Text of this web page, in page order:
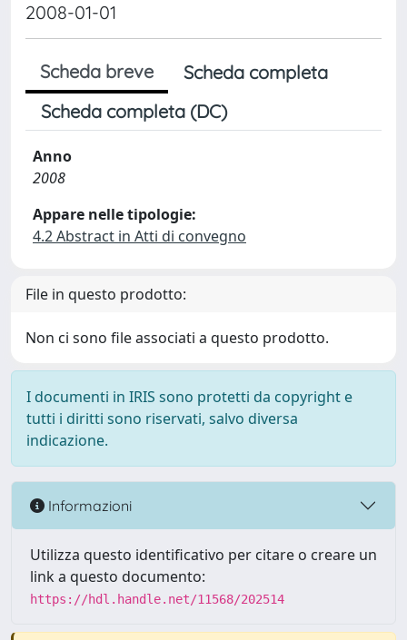
2008-01-01
Scheda breve
Scheda completa
Scheda completa (DC)
Anno
2008
Appare nelle tipologie:
4.2 Abstract in Atti di convegno
File in questo prodotto:
Non ci sono file associati a questo prodotto.
I documenti in IRIS sono protetti da copyright e
tutti i diritti sono riservati, salvo diversa
indicazione.
Informazioni
Utilizza questo identificativo per citare o creare un
link a questo documento:
https://hdl.handle.net/11568/202514